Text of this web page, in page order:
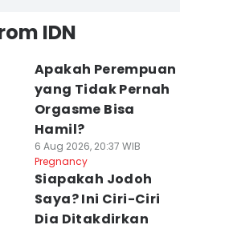
IDN
Apakah Perempuan
yang Tidak Pernah
Orgasme Bisa
Hamil?
6 Aug 2026, 20:37 WIB
Pregnancy
Siapakah Jodoh
Saya? Ini Ciri-Ciri
Dia Ditakdirkan